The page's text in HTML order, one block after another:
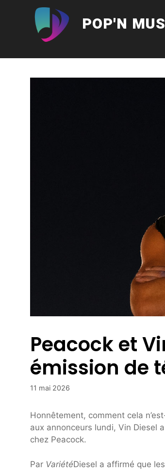
POP'N
Peacock et
émission de
11 mai 2026
Honnêtement, comment cela
aux annonceurs lundi, Vin Diesel
chez Peacock.
Par VariétéDiesel a affirmé que